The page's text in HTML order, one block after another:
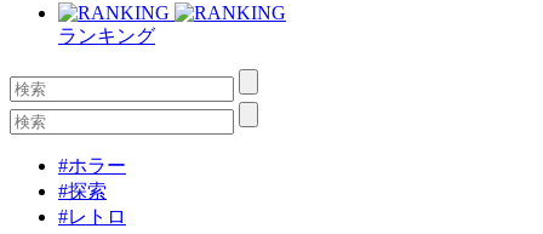
ランキング
#ホラー
#探索
#レトロ